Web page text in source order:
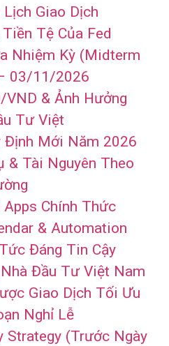
Giao Dịch
Tệ Của Fed
Nhiệm Kỳ (Midterm
03/11/2026
VND & Ảnh Hưởng
Tư Việt
Định Mới Năm 2026
& Tài Nguyên Theo
Chính Thức
& Automation
Đáng Tin Cậy
Đầu Tư Việt Nam
Giao Dịch Tối Ưu
Nghỉ Lễ
Strategy (Trước Ngày